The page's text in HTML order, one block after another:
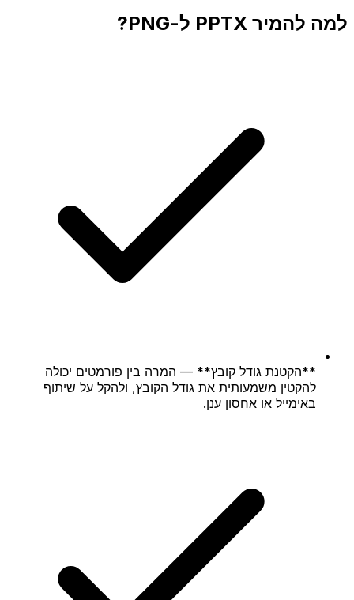
למה להמיר PPTX ל-PNG?
**הקטנת גודל קובץ** — המרה בין פורמטים יכולה
להקטין משמעותית את גודל הקובץ, ולהקל על שיתוף
באימייל או אחסון ענן.